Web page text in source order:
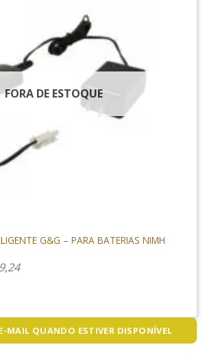
FORA DE ESTOQUE
G&G – PARA BATERIAS NIMH
MAIL QUANDO ESTIVER DISPONÍVEL